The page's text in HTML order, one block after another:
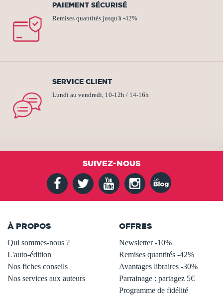
PAIEMENT SÉCURISÉ
Remises quantités jusqu'à -42%
SERVICE CLIENT
Lundi au vendredi, 10-12h / 14-16h
SUIVEZ-NOUS
À PROPOS
Qui sommes-nous ?
L'auto-édition
Nos fiches conseils
Nos services aux auteurs
OFFRES
Newsletter -10%
Remises quantités -42%
Avantages libraires -30%
Parrainage : partagez 5€
Programme de fidélité